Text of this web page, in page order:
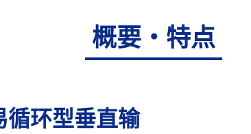
概要・特点
环型垂直输